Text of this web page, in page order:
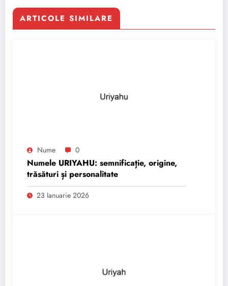
ARTICOLE SIMILARE
Nume 0
Numele URIYAHU: semnificație, origine,
trăsături și personalitate
23 Ianuarie 2026